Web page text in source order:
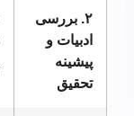
۲. بررسی
ادبیات و
پیشینه
تحقیق